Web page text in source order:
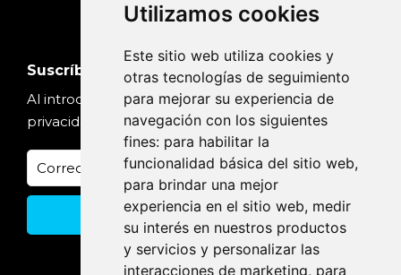
Utilizamos cookies
Este sitio web utiliza cookies y
otras tecnologías de seguimiento
para mejorar su experiencia de
navegación con los siguientes
fines: para habilitar la
funcionalidad básica del sitio web,
para brindar una mejor
experiencia en el sitio web, medir
su interés en nuestros productos
y servicios y personalizar las
interacciones de marketing, para
Suscríbete
Al introducir tu email, aceptas nuestraPolítica de
privacidad